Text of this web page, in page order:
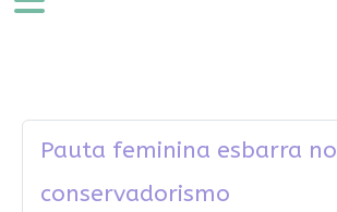
Pauta feminina esbarra no
conservadorismo